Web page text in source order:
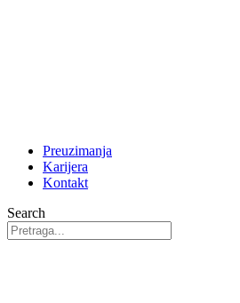
Preuzimanja
Karijera
Kontakt
Search